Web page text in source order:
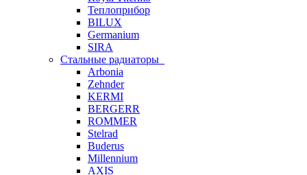
Теплоприбор
BILUX
Germanium
SIRA
Стальные радиаторы
Arbonia
Zehnder
KERMI
BERGERR
ROMMER
Stelrad
Buderus
Millennium
AXIS